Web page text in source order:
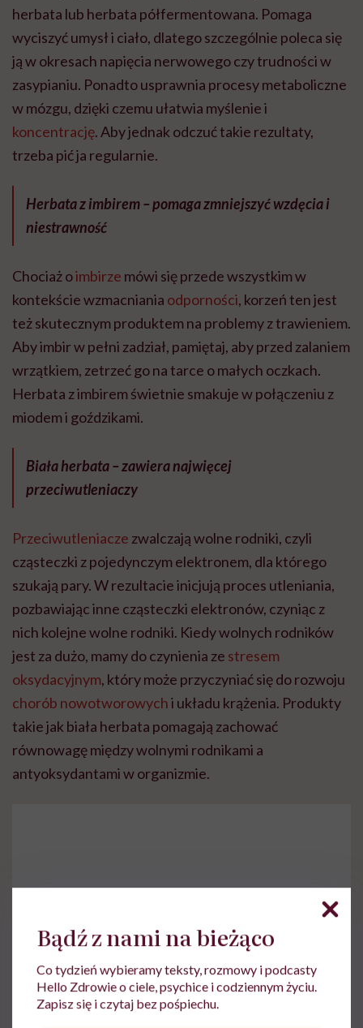
herbata lub herbata półfermentowana. Pomaga
wyciszyć umysł i ciało, dlatego szczególnie poleca się
ją w okresach napięcia nerwowego czy trudności w
zasypianiu. Ponadto usprawnia procesy metaboliczne
w mózgu, dzięki czemu ułatwia myślenie i
koncentrację. Aby jednak odczuć takie rezultaty,
trzeba pić ja regularnie.
Herbata z imbirem – pomaga zmniejszyć wzdęcia i
niestrawność
Chociaż oimbirze mówi się przede wszystkim w
kontekście wzmacniania odporności, korzeń ten jest
też skutecznym produktem na problemy z trawieniem.
Aby imbir w pełni zadział, pamiętaj, aby przed zalaniem
wrzątkiem, zetrzeć go na tarce o małych oczkach.
Herbata z imbirem świetnie smakuje w połączeniu z
miodem i goździkami.
Biała herbata – zawiera najwięcej
przeciwutleniaczy
Przeciwutleniacze zwalczają wolne rodniki, czyli
cząsteczki z pojedynczym elektronem, dla którego
szukają pary. W rezultacie inicjują proces utleniania,
pozbawiając inne cząsteczki elektronów, czyniąc z
nich kolejne wolne rodniki. Kiedy wolnych rodników
jest za dużo, mamy do czynienia ze stresem
oksydacyjnym, który może przyczyniać się do rozwoju
chorób nowotworowychi układu krążenia. Produkty
takie jak biała herbata pomagają zachować
równowagę między wolnymi rodnikami a
antyoksydantami w organizmie.
wymagana jest zgoda na pliki cookie.
Bądź z nami na bieżąco
Co tydzień wybieramy teksty, rozmowy i podcasty
Hello Zdrowie o ciele, psychice i codziennym życiu.
Zapisz się i czytaj bez pośpiechu.